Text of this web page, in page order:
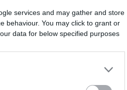
services and may gather and store
behaviour. You may click to grant or
data for below specified purposes